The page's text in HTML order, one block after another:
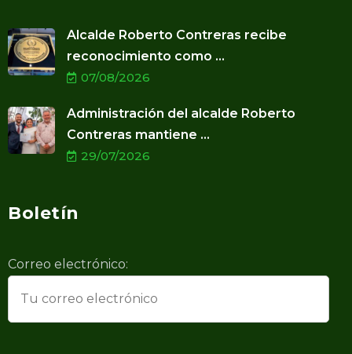
Alcalde Roberto Contreras recibe
reconocimiento como ...
07/08/2026
Administración del alcalde Roberto
Contreras mantiene ...
29/07/2026
Boletín
Correo electrónico: